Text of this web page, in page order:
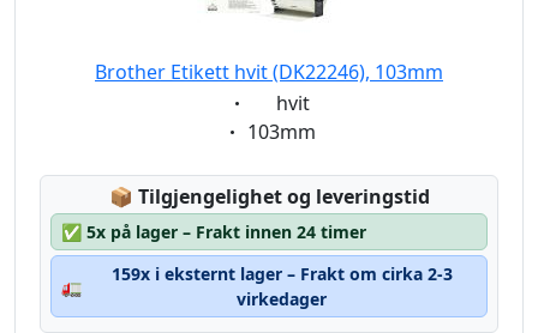
Brother Etikett hvit (DK22246), 103mm
Eigenschaft:
hvit
Eigenschaft:
103mm
📦 Lagerstatus:
Tilgjengelighet og leveringstid
✅ 5x på lager – Frakt innen 24 timer
🚛
159x i eksternt lager – Frakt om cirka 2-3
virkedager